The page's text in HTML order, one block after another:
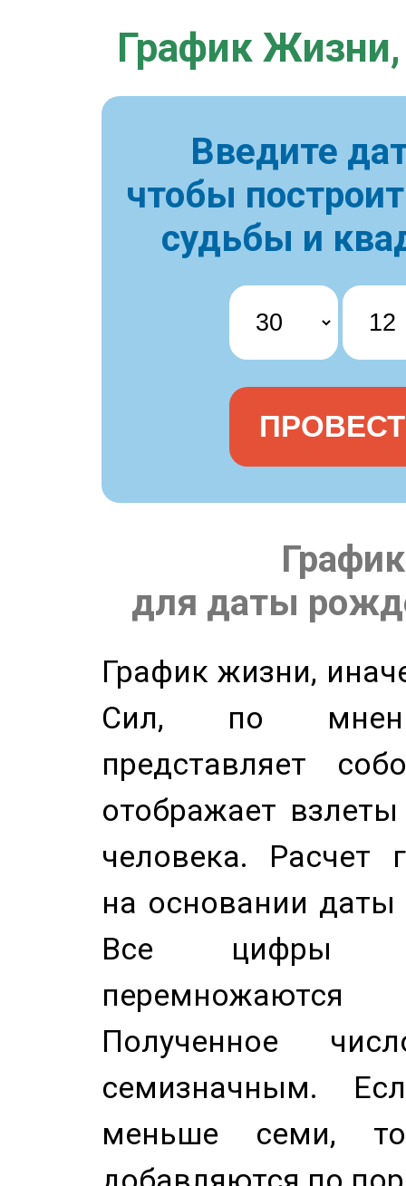
График Жизни,
Введите
чтобы
судьбы и
для даты
График жизни,
Сил, по
представляет
отображает
человека. Расчет
на основании
Все цифры
Полученное
семизначным.
меньше семи,